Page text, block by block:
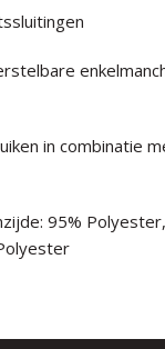
in combinatie
95%